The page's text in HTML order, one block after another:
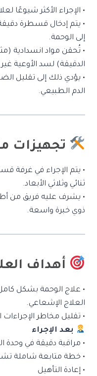
• الإجراء الأكثر شيوعًا
• يتم إدخال قسطرة
إلى الوحمة.
• تُحقن مواد انسدادية
الدقيقة) لسد الأوعية
• يؤدي ذلك إلى تقليل
الدم الطبيعي.
تجهيزات
• يتم الإجراء في غرفة
ثنائي وثلاثي الأبعاد.
• يشرف عليه فريق من
ذوي خبرة واسعة.
أهداف
• علاج الوحمة بشكل
العلاج الإشعاعي.
• تقليل مخاطر
بعد الإجراء
• مراقبة دقيقة في وحدة
• خطة متابعة شاملة
• إعادة التأهيل